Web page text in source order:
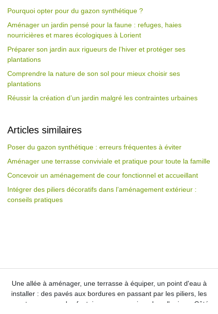
Pourquoi opter pour du gazon synthétique ?
Aménager un jardin pensé pour la faune : refuges, haies
nourricières et mares écologiques à Lorient
Préparer son jardin aux rigueurs de l’hiver et protéger ses
plantations
Comprendre la nature de son sol pour mieux choisir ses
plantations
Réussir la création d’un jardin malgré les contraintes urbaines
Articles similaires
Poser du gazon synthétique : erreurs fréquentes à éviter
Aménager une terrasse conviviale et pratique pour toute la famille
Concevoir un aménagement de cour fonctionnel et accueillant
Intégrer des piliers décoratifs dans l’aménagement extérieur :
conseils pratiques
Une allée à aménager, une terrasse à équiper, un point d'eau à
installer : des pavés aux bordures en passant par les piliers, les
murets ou encore les fontaines, venez puiser dans l'univers Côté